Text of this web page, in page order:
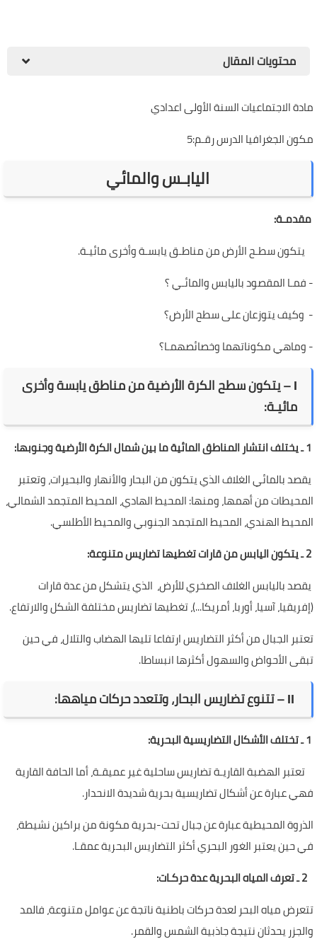
محتويات المقال
مادة الاجتماعيات السنة الأولى اعدادي
مكون الجغرافيا الدرس رقـم:5
اليابـس والمائي
مقدمـة:
يتكون سطـح الأرض من مناطـق يابسـة وأخرى مائيـة.
-فمـا المقصود باليابس والمائـي ؟
- وكيف يتوزعان على سطح الأرض؟
-وماهي مكوناتهما وخصائصهمـا؟
І – يتكون سطح الكرة الأرضية من مناطق يابسة وأخرى
مائيـة:
1 ـ يختلف انتشار المناطق المائية ما بين شمال الكرة الأرضية وجنوبها:
يقصد بالمائي الغلاف الذي يتكون من البحار والأنهار والبحيرات، وتعتبر
المحيطات من أهمها، ومنها: المحيط الهادي، المحيط المتجمد الشمالي،
المحيط الهندي، المحيط المتجمد الجنوبي والمحيط الأطلسي.
2 ـ يتكون اليابس من قارات تغطيها تضاريس متنوعة:
يقصد باليابس الغلاف الصخري للأرض، الذي يتشكل من عدة قارات
(إفريقيا، آسيا، أوربا، أمريكا...)، تغطيها تضاريس مختلفة الشكل والارتفاع.
تعتبر الجبال من أكثر التضاريس ارتفاعا تليها الهضاب والتلال، في حين
تبقى الأحواض والسهول أكثرها انبساطا.
1 ـ تختلف الأشكال التضاريسية البحرية:
تعتبر الهضبة القاريـة تضاريس ساحلية غير عميقـة، أما الحافة القارية
فهي عبارة عن أشكال تضاريسية بحرية شديدة الانحدار.
الذروة المحيطية عبارة عن جبال تحت-بحرية مكونة من براكين نشيطة،
في حين يعتبر الغور البحري أكثر التضاريس البحرية عمقـا.
تتعرض مياه البحر لعدة حركات باطنية ناتجة عن عوامل متنوعة، فالمد
والجزر يحدثان نتيجة جاذبية الشمس والقمر.